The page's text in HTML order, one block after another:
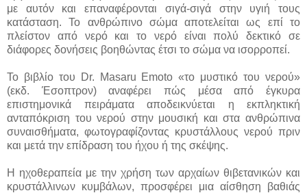
με αυτόν και επαναφέρονται σιγά-σιγά στην υγιή τους
κατάσταση. Το ανθρώπινο σώμα αποτελείται ως επί το
πλείστον από νερό και το νερό είναι πολύ δεκτικό σε
διάφορες δονήσεις βοηθώντας έτσι το σώμα να ισορροπεί.
Το βιβλίο του Dr. Masaru Emoto «το μυστικό του νερού»
(εκδ. Έσοπτρον) αναφέρει πώς μέσα από έγκυρα
επιστημονικά πειράματα αποδεικνύεται η εκπληκτική
ανταπόκριση του νερού στην μουσική και στα ανθρώπινα
συναισθήματα, φωτογραφίζοντας κρυστάλλους νερού πριν
και μετά την επίδραση του ήχου ή της σκέψης.
Η ηχοθεραπεία με την χρήση των αρχαίων θιβετανικών και
κρυστάλλινων κυμβάλων, προσφέρει μια αίσθηση βαθιάς